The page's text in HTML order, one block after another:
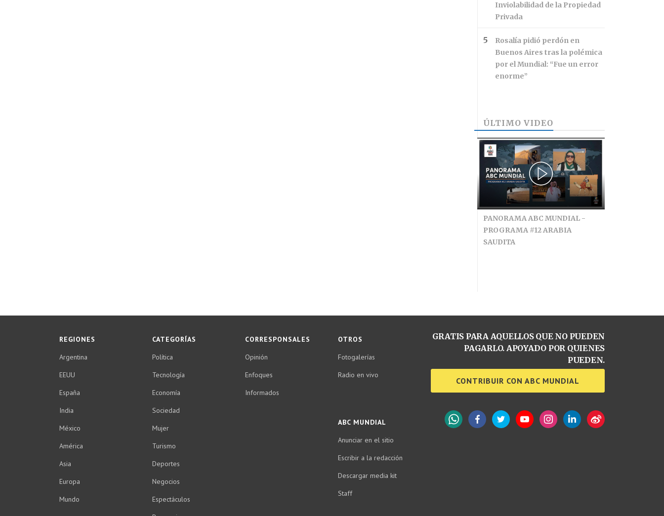
Inviolabilidad de la Propiedad
Privada
Rosalía pidió perdón en
Buenos Aires tras la polémica
por el Mundial: “Fue un error
enorme”
ÚLTIMO VIDEO
PANORAMA ABC MUNDIAL -
PROGRAMA #12 ARABIA
SAUDITA
REGIONES
Argentina
EEUU
España
India
México
América
Asia
Europa
Mundo
CATEGORÍAS
Política
Tecnología
Economía
Sociedad
Mujer
Turismo
Deportes
Negocios
Espectáculos
CORRESPONSALES
Opinión
Enfoques
Informados
OTROS
Fotogalerías
Radio en vivo
ABC MUNDIAL
Anunciar en el sitio
Escribir a la redacción
Descargar media kit
Staff
GRATIS PARA AQUELLOS QUE NO PUEDEN
PAGARLO. APOYADO POR QUIENES
PUEDEN.
CONTRIBUIR CON ABC MUNDIAL